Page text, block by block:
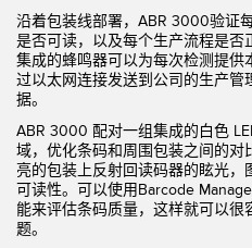
转换器
传感器GUI软件
邦纳测量传感器软件
沿着包装线部署，ABR 3000验证
是否可读，以及每个生产流程是否
集成的蜂鸣器可以为每次检测提供
过以太网连接发送到公司的生产管
据。
ABR 3000 配对一组集成的白色
域，优化条码和周围包装之间的
亮的包装上反射回读码器的眩光，
可读性。可以使用Barcode
能来评估条码质量，这样就可以很
题。